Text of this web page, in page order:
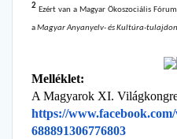
2 Ezért van a Magyar Ökoszociális
aMagyar Anyanyelv- és Kultúra-
Melléklet:
A Magyarok XI.
https://www.facebook.com/
688891306776803